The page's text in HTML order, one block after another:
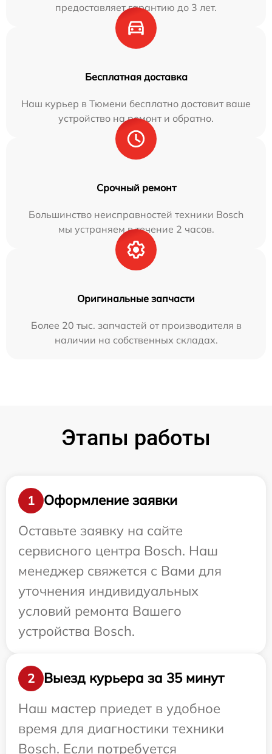
предоставляет гарантию до 3 лет.
Бесплатная доставка
Наш курьер в Тюмени бесплатно доставит ваше
устройство на ремонт и обратно.
Срочный ремонт
Большинство неисправностей техники Bosch
мы устраняем в течение 2 часов.
Оригинальные запчасти
Более 20 тыс. запчастей от производителя в
наличии на собственных складах.
Этапы работы
1
Оформление заявки
Оставьте заявку на сайте
сервисного центра Bosch. Наш
менеджер свяжется с Вами для
уточнения индивидуальных
условий ремонта Вашего
устройства Bosch.
2
Выезд курьера за 35 минут
Наш мастер приедет в удобное
время для диагностики техники
Bosch. Если потребуется